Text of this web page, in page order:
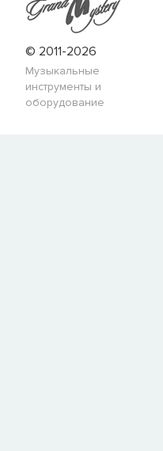
© 2011-2026
Музыкальные
инструменты и
оборудование